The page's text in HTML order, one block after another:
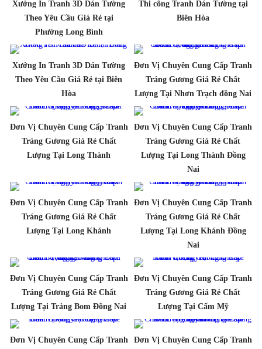
Xưởng In Tranh 3D Dán Tường
Theo Yêu Cầu Giá Rẻ tại
Phường Long Bình
Thi công Tranh Dán Tường tại
Biên Hòa
Xưởng In Tranh 3D Dán Tường
Theo Yêu Cầu Giá Rẻ tại Biên
Hòa
Đơn Vị Chuyên Cung Cấp Tranh
Tráng Gương Giá Rẻ Chất
Lượng Tại Nhơn Trạch đồng Nai
Đơn Vị Chuyên Cung Cấp Tranh
Tráng Gương Giá Rẻ Chất
Lượng Tại Long Thành
Đơn Vị Chuyên Cung Cấp Tranh
Tráng Gương Giá Rẻ Chất
Lượng Tại Long Thành Đồng
Nai
Đơn Vị Chuyên Cung Cấp Tranh
Tráng Gương Giá Rẻ Chất
Lượng Tại Long Khánh
Đơn Vị Chuyên Cung Cấp Tranh
Tráng Gương Giá Rẻ Chất
Lượng Tại Long Khánh Đồng
Nai
Đơn Vị Chuyên Cung Cấp Tranh
Tráng Gương Giá Rẻ Chất
Lượng Tại Trảng Bom Đồng Nai
Đơn Vị Chuyên Cung Cấp Tranh
Tráng Gương Giá Rẻ Chất
Lượng Tại Cẩm Mỹ
Đơn Vị Chuyên Cung Cấp Tranh
Đơn Vị Chuyên Cung Cấp Tranh